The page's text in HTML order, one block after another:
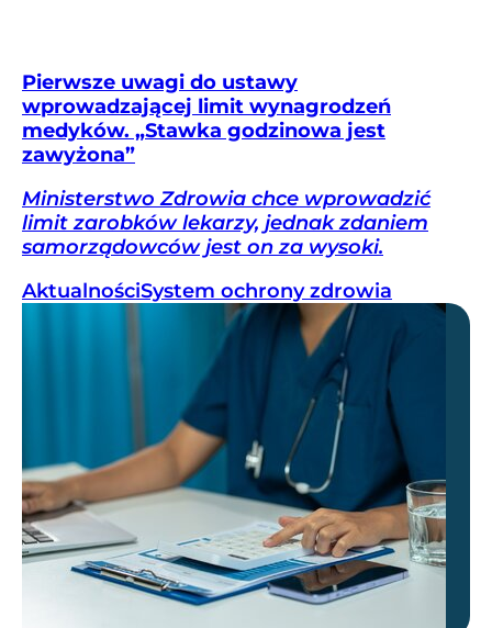
Pierwsze uwagi do ustawy
wprowadzającej limit wynagrodzeń
medyków. „Stawka godzinowa jest
zawyżona”
Ministerstwo Zdrowia chce wprowadzić
limit zarobków lekarzy, jednak zdaniem
samorządowców jest on za wysoki.
AktualnościSystem ochrony zdrowia